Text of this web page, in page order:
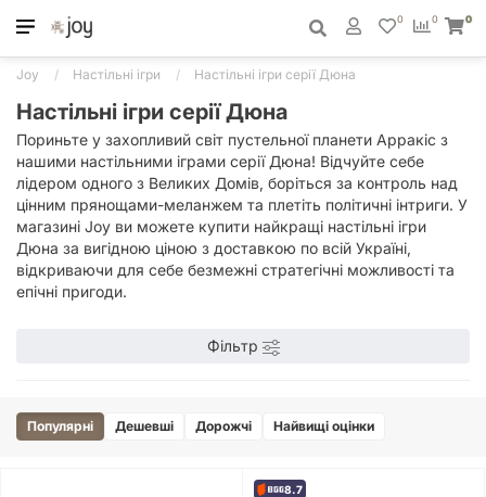
0
0 0
Joy Настільні ігри Настільні ігри серії Дюна
Настільні ігри серії Дюна
Пориньте у захопливий світ пустельної планети Арракіс з
нашими настільними іграми серії Дюна! Відчуйте себе
лідером одного з Великих Домів, боріться за контроль над
цінним прянощами-меланжем та плетіть політичні інтриги. У
магазині Joy ви можете купити найкращі настільні ігри
Дюна за вигідною ціною з доставкою по всій Україні,
відкриваючи для себе безмежні стратегічні можливості та
епічні пригоди.
Фільтр
Популярні Дешевші Дорожчі Найвищі оцінки
8.7